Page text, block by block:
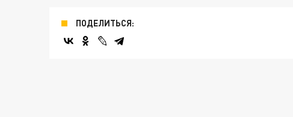
ПОДЕЛИТЬСЯ: